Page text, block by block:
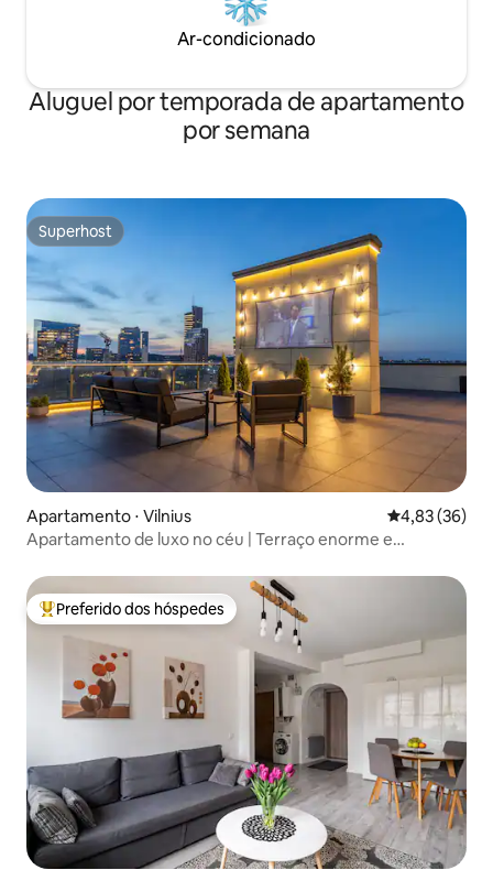
Ar-condicionado
Aluguel por temporada de apartamento
por semana
Superhost
Superhost
Apartamento ⋅ Vilnius 4,83 de uma
4,83 (36)
Apartamento de luxo no céu | Terraço enorme e
Entre os melhores preferidos dos hóspedes
Preferido dos hóspedes